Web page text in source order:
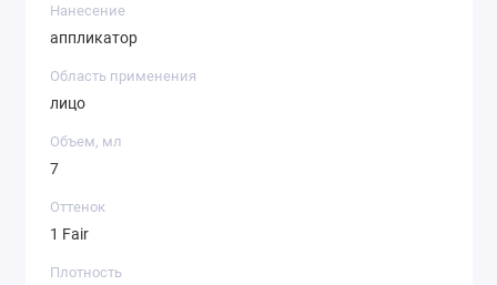
Нанесение
аппликатор
Область применения
лицо
Объем, мл
7
Оттенок
1 Fair
Плотность